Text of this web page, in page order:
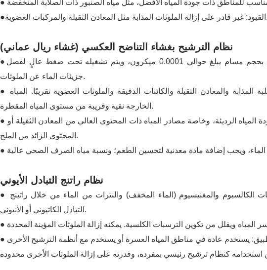
●القيود: غير قادر على إزالة الملوثات المذابة مثل المعادن الثقيلة والمركبات العضوية.
نظام الترشيح بغشاء التناضح العكسي (غشاء ريال عماني)
●المبدأ: استخدام غشاء التناضح العكسي بحجم مسام يبلغ حوالي 0.0001 ميكرون، ويتم تشغيله تحت ضغط عالٍ لفصل
جزيئات الماء عن الملوثات.
● المميزات: يمكنه إزالة جميع المواد الصلبة المذابة والمعادن الثقيلة والكائنات الدقيقة والملوثات العضوية تقريبًا. المياه
الخارجة نقية وقريبة من مستوى المياه المقطرة.
● نطاق التطبيق: مناسب للمناطق ذات جودة المياه الرديئة، وخاصة مصادر المياه ذات المحتوى العالي من المعادن الثقيلة أو
المحتوى الزائد من الملح.
نظام راتنج التبادل الأيوني
● المبدأ: إزالة الملوثات المحددة مثل أيونات الكالسيوم والمغنيسيوم (الماء المخفف) والنترات من الماء من خلال راتينج
التبادل الكاتيوني أو الأنيوني.